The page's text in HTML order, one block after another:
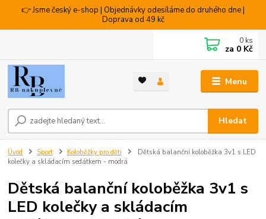
👉 Jsme český e-shop | Objednávky odesíláme do druhého dne |
Doprava od 49 kč
Menu
Hledat
0 ks
za 0 Kč
Úvod Sport Koloběžky pro děti
Dětská balanční koloběžka 3v1 s LED
kolečky a skládacím sedátkem - modrá
Dětská balanční koloběžka 3v1 s
LED kolečky a skládacím